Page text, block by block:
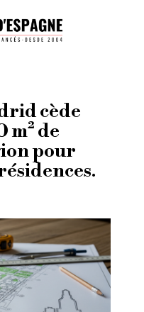
cède
de
pour